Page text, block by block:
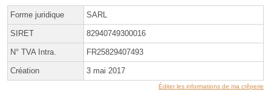
Forme juridique SARL
SIRET 82940749300016
N° TVA Intra. FR25829407493
Création 3 mai 2017
Éditer les informations de ma crêperie